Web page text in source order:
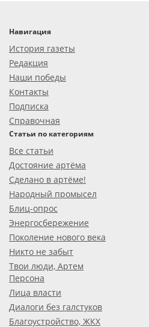
Навигация
История газеты
Редакция
Наши победы
Контакты
Подписка
Справочная
Статьи по категориям
Все статьи
Достояние артёма
Сделано в артёме!
Народный промысел
Блиц-опрос
Энергосбережение
Поколение нового века
Никто не забыт
Твои люди, Артем
Персона
Лица власти
Диалоги без галстуков
Благоустройство, ЖКХ